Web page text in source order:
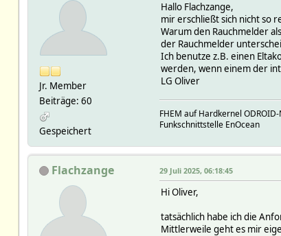
Jr. Member
Beiträge: 60
Gespeichert
Hallo Flachzange,
mir erschließt sich nicht so
Warum den Rauchmelder
der Rauchmelder
Ich benutze z.B. einen
werden, wenn einem der
LG Oliver
FHEM auf Hardkernel
Funkschnittstelle EnOcean
Flachzange 29 Juli 2025, 06:18:45
Hi Oliver,
tatsächlich habe ich die
Mittlerweile geht es mir